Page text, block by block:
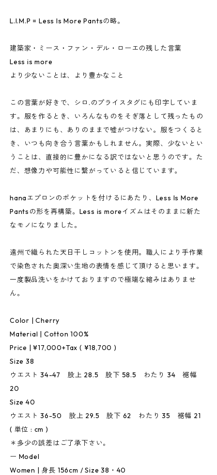
L.I.M.P = Less Is More Pantsの略。
建築家・ミース・ファン・デル・ローエの残した言葉
Less is more
より少ないことは、より豊かなこと
この言葉が好きで、シロ.のプライスタグにも印字していま
す。服を作るとき、いろんなものをそぎ落として残ったもの
は、あまりにも、ありのままで嘘がつけない。服をつくると
き、いつも向き合う言葉かもしれません。実際、少ないとい
うことは、直接的に豊かになる訳ではないと思うのです。た
だ、想像力や可能性に繋がっていると信じています。
hanaエプロンのポケットを付けるにあたり、Less Is More
Pantsの形を再構築。Less is moreイズムはそのままに新た
なモノになりました。
遠州で織られた天日干しコットンを使用。職人により手作業
で染色された奥深い生地の表情を感じて頂けると思います。
一度製品洗いをかけておりますので極端な縮みはありませ
ん。
Color | Cherry
Material | Cotton 100%
Price | ¥17,000+Tax ( ¥18,700 )
Size 38
ウエスト 34-47 股上 28.5 股下 58.5 わたり 34 裾幅
20
Size 40
ウエスト 36-50 股上 29.5 股下 62 わたり 35 裾幅 21
( 単位 : cm )
＊多少の誤差はご了承下さい。
ー Model
Women | 身長 156cm / Size 38・40